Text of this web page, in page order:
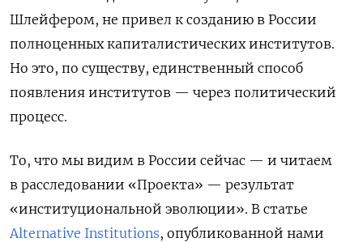
Шлейфером, не привел к созданию в России
полноценных капиталистических институтов.
Но это, по существу, единственный способ
появления институтов — через политический
процесс.
То, что мы видим в России сейчас — и читаем
в расследовании «Проекта» — результат
«институциональной эволюции». В статье
Alternative Institutions, опубликованной нами